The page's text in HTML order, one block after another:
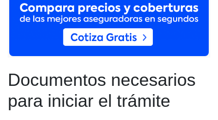
Documentos necesarios
para iniciar el trámite